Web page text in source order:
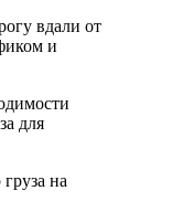
вдали от
и
для
на